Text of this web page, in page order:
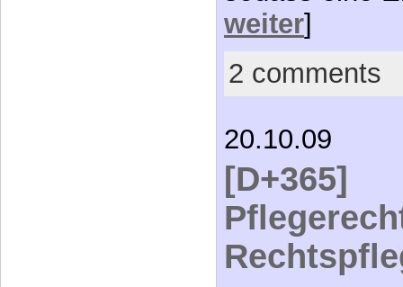
weiter]
2 comments
20.10.09
[D+365]